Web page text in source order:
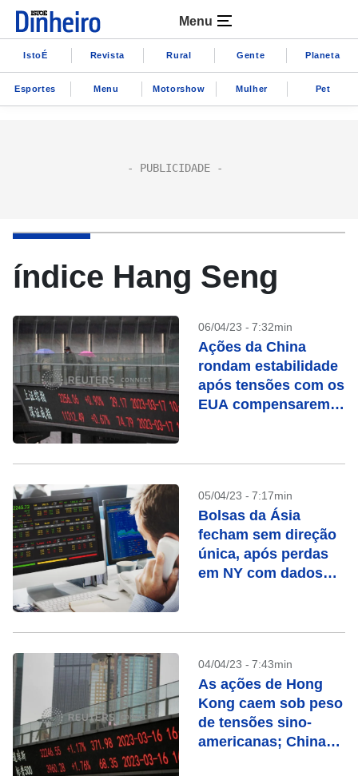
Menu
IstoÉ Revista Rural Gente Planeta
Esportes Menu Motorshow Mulher Pet
índice Hang Seng
06/04/23 - 7:32min
Ações da China
rondam estabilidade
após tensões com os
EUA compensarem
05/04/23 - 7:17min
Bolsas da Ásia
fecham sem direção
única, após perdas
em NY com dados
04/04/23 - 7:43min
As ações de Hong
Kong caem sob peso
de tensões sino-
americanas; China